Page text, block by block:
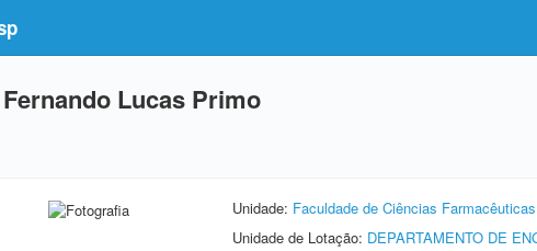
Fernando Lucas Primo
Unidade: Faculdade de Ciências
Unidade de Lotação: DEPARTAMENTO DE